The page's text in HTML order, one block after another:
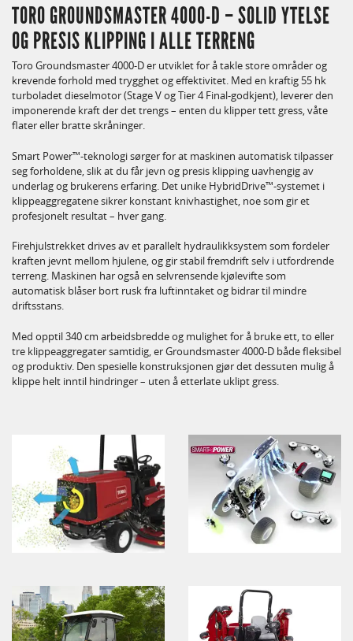
TORO GROUNDSMASTER 4000-D – SOLID YTELSE
OG PRESIS KLIPPING I ALLE TERRENG
Toro Groundsmaster 4000-D er utviklet for å takle store områder og
krevende forhold med trygghet og effektivitet. Med en kraftig 55 hk
turboladet dieselmotor (Stage V og Tier 4 Final-godkjent), leverer den
imponerende kraft der det trengs – enten du klipper tett gress, våte
flater eller bratte skråninger.
Smart Power™-teknologi sørger for at maskinen automatisk tilpasser
seg forholdene, slik at du får jevn og presis klipping uavhengig av
underlag og brukerens erfaring. Det unike HybridDrive™-systemet i
klippeaggregatene sikrer konstant knivhastighet, noe som gir et
profesjonelt resultat – hver gang.
Firehjulstrekket drives av et parallelt hydraulikksystem som fordeler
kraften jevnt mellom hjulene, og gir stabil fremdrift selv i utfordrende
terreng. Maskinen har også en selvrensende kjølevifte som
automatisk blåser bort rusk fra luftinntaket og bidrar til mindre
driftsstans.
Med opptil 340 cm arbeidsbredde og mulighet for å bruke ett, to eller
tre klippeaggregater samtidig, er Groundsmaster 4000-D både fleksibel
og produktiv. Den spesielle konstruksjonen gjør det dessuten mulig å
klippe helt inntil hindringer – uten å etterlate uklipt gress.